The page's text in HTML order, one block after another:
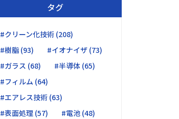
タグ
#クリーン化技術 (208)
#樹脂 (93)
#イオナイザ (73)
#ガラス (68)
#半導体 (65)
#フィルム (64)
#エアレス技術 (63)
#表面処理 (57)
#電池 (48)